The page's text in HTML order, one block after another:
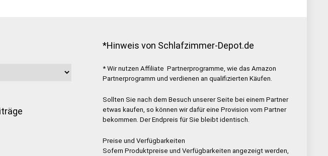
*Hinweis von Schlafzimmer-Depot.de
* Wir nutzen Affiliate Partnerprogramme, wie das Amazon
Partnerprogramm und verdienen an qualifizierten Käufen.
Sollten Sie nach dem Besuch unserer Seite bei einem Partner
etwas kaufen, so können wir dafür eine Provision vom Partner
bekommen. Der Endpreis für Sie bleibt identisch.
Preise und Verfügbarkeiten
Sofern Produktpreise und Verfügbarkeiten angezeigt werden,